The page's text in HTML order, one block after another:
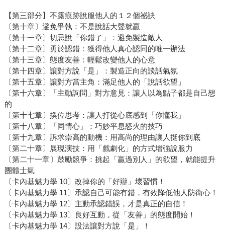
【第三部分】不露痕跡說服他人的１２個祕訣
〔第十章〕避免爭執：不是說話大聲就贏
〔第十一章〕切忌說「你錯了」：避免製造敵人
〔第十二章〕勇於認錯：獲得他人真心認同的唯一辦法
〔第十三章〕態度友善：輕鬆改變他人的心意
〔第十四章〕讓對方說「是」：製造正向的談話氣氛
〔第十五章〕讓對方當主角：滿足他人的「說話欲望」
〔第十六章〕「主動詢問」對方意見：讓人以為點子都是自己想
的
〔第十七章〕換位思考：讓人打從心底感到「你懂我」
〔第十八章〕「同情心」：巧妙平息怒火的技巧
〔第十九章〕訴求崇高的動機：用高尚的理由讓人挺你到底
〔第二十章〕展現演技：用「戲劇化」的方式增強說服力
〔第二十一章〕鼓勵競爭：挑起「贏過別人」的欲望，就能提升
團體士氣
〔卡內基魅力學 10〕改掉你的「好辯」壞習慣！
〔卡內基魅力學 11〕承認自己可能有錯，有效降低他人防衛心！
〔卡內基魅力學 12〕主動承認錯誤，才是真正的自信！
〔卡內基魅力學 13〕良好互動，從「友善」的態度開始！
〔卡內基魅力學 14〕設法讓對方說「是」！